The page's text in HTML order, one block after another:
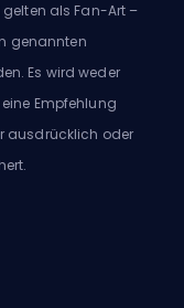
als Fan-Art –
genannten
Es wird weder
Empfehlung
ausdrücklich oder